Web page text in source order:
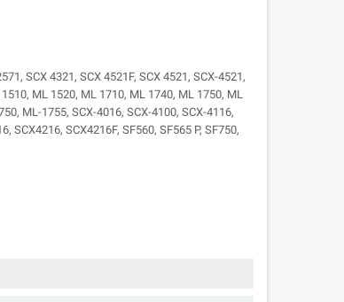
SCX 4321, SCX 4521F, SCX 4521, SCX-4521,
ML 1520, ML 1710, ML 1740, ML 1750, ML
ML-1755, SCX-4016, SCX-4100, SCX-4116,
SCX4216, SCX4216F, SF560, SF565 P, SF750,